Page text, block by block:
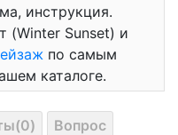
инструкция.
(Winter Sunset) и
по самым
каталоге.
Вопрос